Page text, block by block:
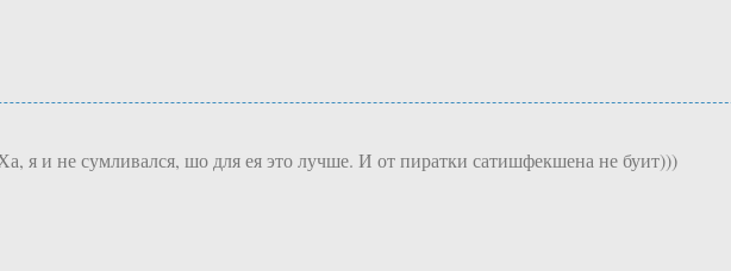
я и не сумливался, шо для ея это лучше. И от пиратки сатишфекшена не буит)))